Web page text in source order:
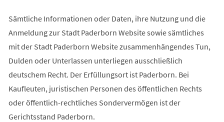
Sämtliche Informationen oder Daten, ihre Nutzung und die
Anmeldung zur Stadt Paderborn Website sowie sämtliches
mit der Stadt Paderborn Website zusammenhängendes Tun,
Dulden oder Unterlassen unterliegen ausschließlich
deutschem Recht. Der Erfüllungsort ist Paderborn. Bei
Kaufleuten, juristischen Personen des öffentlichen Rechts
oder öffentlich-rechtliches Sondervermögen ist der
Gerichtsstand Paderborn.